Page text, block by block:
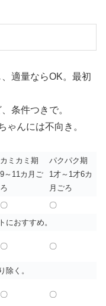
適量ならOK。最初
条件つきで。
ゃんには不向き。
カミカミ期
9～11カ月ご
ろ
パクパク期
1才～1才6カ
月ごろ
〇
〇
におすすめ。
〇 〇
除く。
〇 〇